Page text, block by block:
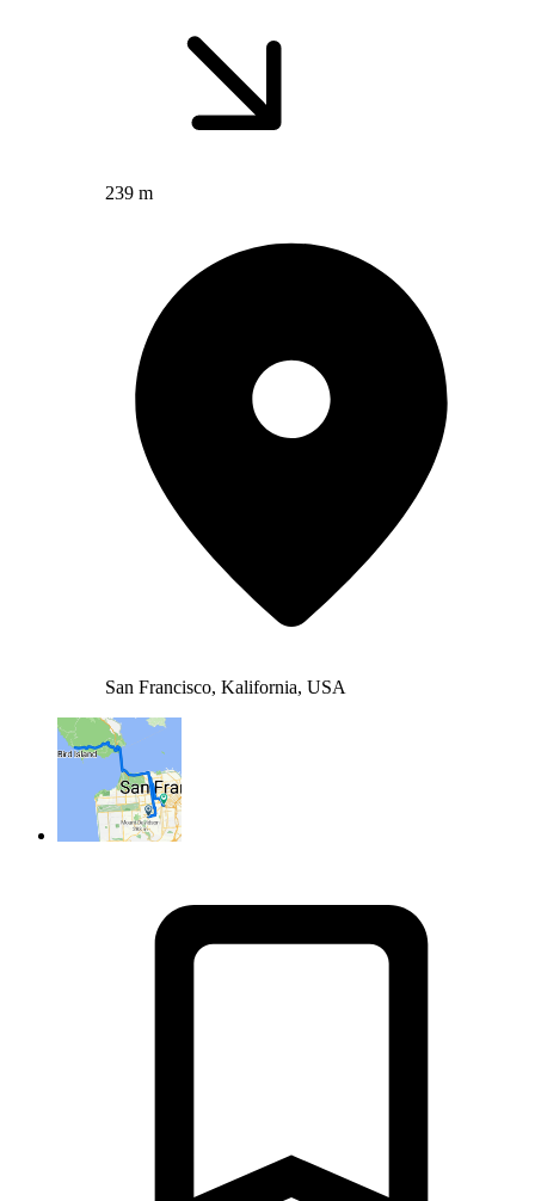
239 m
San Francisco, Kalifornia, USA